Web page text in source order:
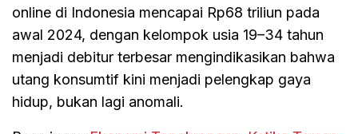
online di Indonesia mencapai Rp68 triliun pada
awal 2024, dengan kelompok usia 19–34 tahun
menjadi debitur terbesar mengindikasikan bahwa
utang konsumtif kini menjadi pelengkap gaya
hidup, bukan lagi anomali.